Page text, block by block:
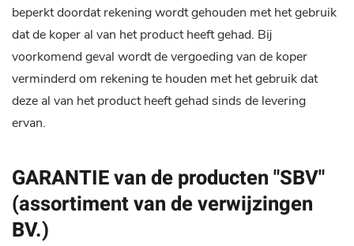
beperkt doordat rekening wordt gehouden met het gebruik
dat de koper al van het product heeft gehad. Bij
voorkomend geval wordt de vergoeding van de koper
verminderd om rekening te houden met het gebruik dat
deze al van het product heeft gehad sinds de levering
ervan.
GARANTIE van de producten "SBV"
(assortiment van de verwijzingen
BV.)